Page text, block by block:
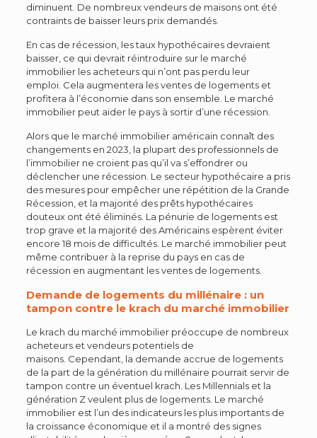
diminuent. De nombreux vendeurs de maisons ont été
contraints de baisser leurs prix demandés.
En cas de récession, les taux hypothécaires devraient
baisser, ce qui devrait réintroduire sur le marché
immobilier les acheteurs qui n’ont pas perdu leur
emploi. Cela augmentera les ventes de logements et
profitera à l’économie dans son ensemble. Le marché
immobilier peut aider le pays à sortir d’une récession.
Alors que le marché immobilier américain connaît des
changements en 2023, la plupart des professionnels de
l’immobilier ne croient pas qu’il va s’effondrer ou
déclencher une récession. Le secteur hypothécaire a pris
des mesures pour empêcher une répétition de la Grande
Récession, et la majorité des prêts hypothécaires
douteux ont été éliminés. La pénurie de logements est
trop grave et la majorité des Américains espèrent éviter
encore 18 mois de difficultés. Le marché immobilier peut
même contribuer à la reprise du pays en cas de
récession en augmentant les ventes de logements.
Demande de logements du millénaire : un
tampon contre le krach du marché immobilier
Le krach du marché immobilier préoccupe de nombreux
acheteurs et vendeurs potentiels de
maisons. Cependant, la demande accrue de logements
de la part de la génération du millénaire pourrait servir de
tampon contre un éventuel krach. Les Millennials et la
génération Z veulent plus de logements. Le marché
immobilier est l’un des indicateurs les plus importants de
la croissance économique et il a montré des signes